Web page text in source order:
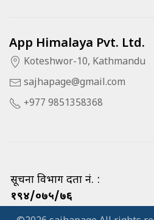
App Himalaya Pvt. Ltd.
Koteshwor-10, Kathmandu
sajhapage@gmail.com
+977 9851358368
सूचना विभाग दर्ता नं. :
१९४/०७५/७६